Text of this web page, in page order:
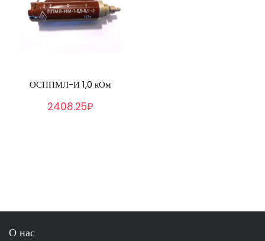
ОСППМЛ-И 1,0 кОм
2408.25₽
О нас